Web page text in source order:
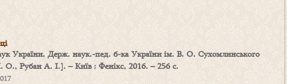
України, Держ. наук.-пед. б-ка України ім. В. О. Сухомлинського
О., Рубан А. І.]. – Київ : Фенікс, 2016. – 256 с.